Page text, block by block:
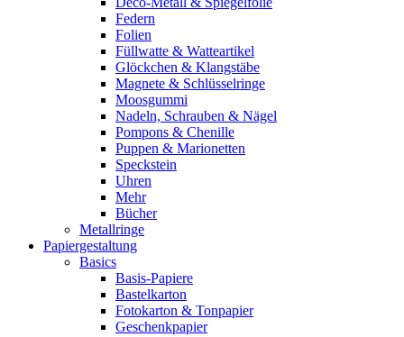
Federn
Folien
Füllwatte & Watteartikel
Glöckchen & Klangstäbe
Magnete & Schlüsselringe
Moosgummi
Nadeln, Schrauben & Nägel
Pompons & Chenille
Puppen & Marionetten
Speckstein
Uhren
Mehr
Bücher
Metallringe
Papiergestaltung
Basics
Basis-Papiere
Bastelkarton
Fotokarton & Tonpapier
Geschenkpapier